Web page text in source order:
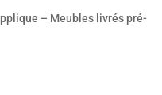
– Meubles livrés pré-